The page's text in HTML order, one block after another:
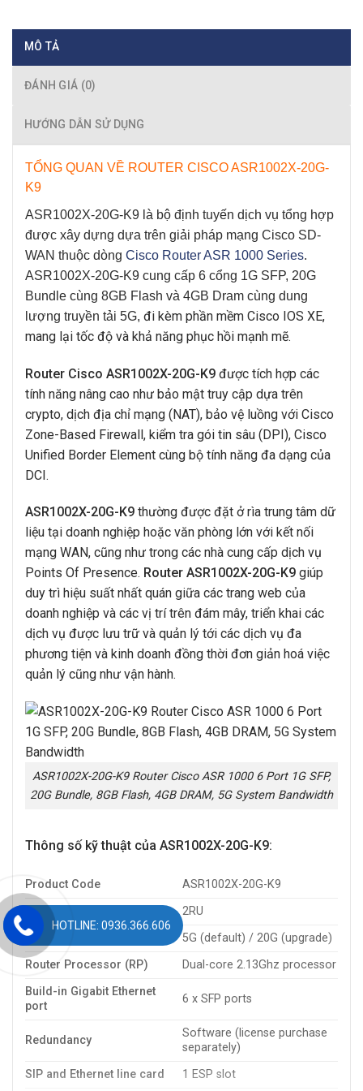
MÔ TẢ
ĐÁNH GIÁ (0)
HƯỚNG DẪN SỬ DỤNG
TỔNG QUAN VỀ ROUTER CISCO ASR1002X-20G-
K9
ASR1002X-20G-K9 là bộ định tuyến dịch vụ tổng hợp
được xây dựng dựa trên giải pháp mạng Cisco SD-
WAN thuộc dòng Cisco Router ASR 1000 Series.
ASR1002X-20G-K9 cung cấp 6 cổng 1G SFP, 20G
Bundle cùng 8GB Flash và 4GB Dram cùng dung
lượng truyền tải 5G, đi kèm phần mềm Cisco IOS XE,
mang lại tốc độ và khả năng phục hồi mạnh mẽ.
Router Cisco ASR1002X-20G-K9 được tích hợp các
tính năng nâng cao như bảo mật truy cập dựa trên
crypto, dịch địa chỉ mạng (NAT), bảo vệ luồng với Cisco
Zone-Based Firewall, kiểm tra gói tin sâu (DPI), Cisco
Unified Border Element cùng bộ tính năng đa dạng của
DCI.
ASR1002X-20G-K9 thường được đặt ở rìa trung tâm dữ
liệu tại doanh nghiệp hoặc văn phòng lớn với kết nối
mạng WAN, cũng như trong các nhà cung cấp dịch vụ
Points Of Presence. Router ASR1002X-20G-K9 giúp
duy trì hiệu suất nhất quán giữa các trang web của
doanh nghiệp và các vị trí trên đám mây, triển khai các
dịch vụ được lưu trữ và quản lý tới các dịch vụ đa
phương tiện và kinh doanh đồng thời đơn giản hoá việc
quản lý cũng như vận hành.
ASR1002X-20G-K9 Router Cisco ASR 1000 6 Port 1G SFP,
20G Bundle, 8GB Flash, 4GB DRAM, 5G System Bandwidth
Thông số kỹ thuật của ASR1002X-20G-K9:
Product Code
ASR1002X-20G-K9
Rack Height
2RU
System Bandwidth
5G (default) / 20G (upgrade)
Router Processor (RP)
Dual-core 2.13Ghz processor
Build-in Gigabit Ethernet
port
6 x SFP ports
Redundancy
Software (license purchase
separately)
SIP and Ethernet line card
1 ESP slot
HOTLINE: 0936.366.606